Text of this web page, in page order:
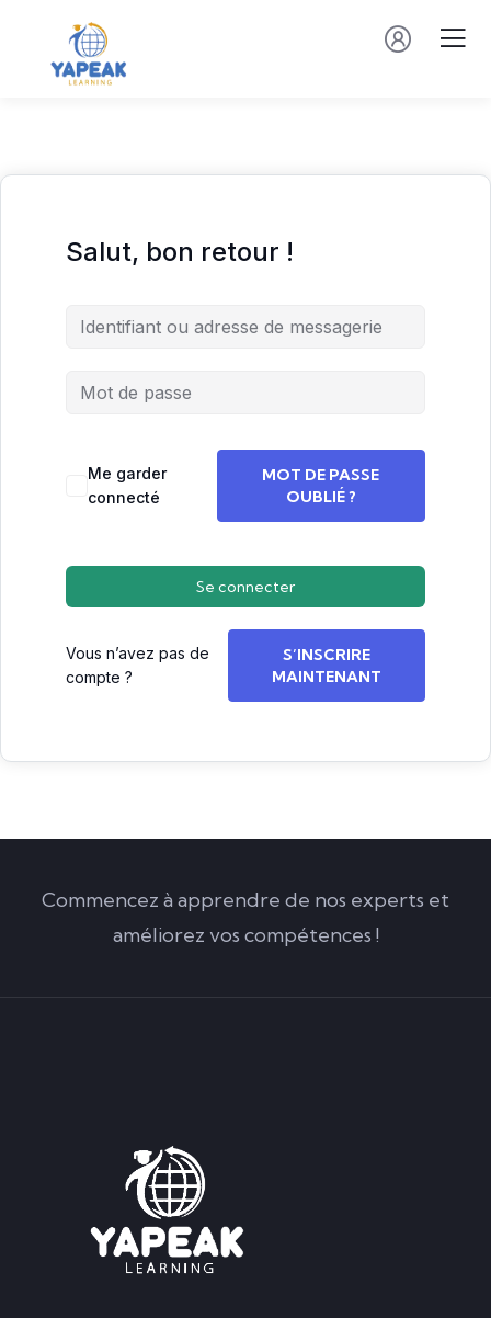
Salut, bon retour !
Me garder
connecté
MOT DE PASSE
OUBLIÉ ?
Se connecter
Vous n’avez pas de
compte ?
S’INSCRIRE
MAINTENANT
Commencez à apprendre de nos experts et
améliorez vos compétences !